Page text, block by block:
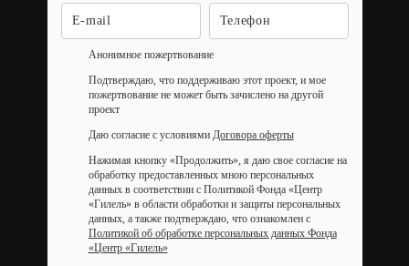
Анонимное пожертвование
Подтверждаю, что поддерживаю этот проект, и мое
пожертвование не может быть зачислено на другой
проект
Даю согласие с условиями Договора оферты
Нажимая кнопку «Продолжить», я даю свое согласие на
обработку предоставленных мною персональных
данных в соответствии с Политикой Фонда «Центр
«Гилель» в области обработки и защиты персональных
данных, а также подтверждаю, что ознакомлен с
Политикой об обработке персональных данных Фонда
«Центр «Гилель»